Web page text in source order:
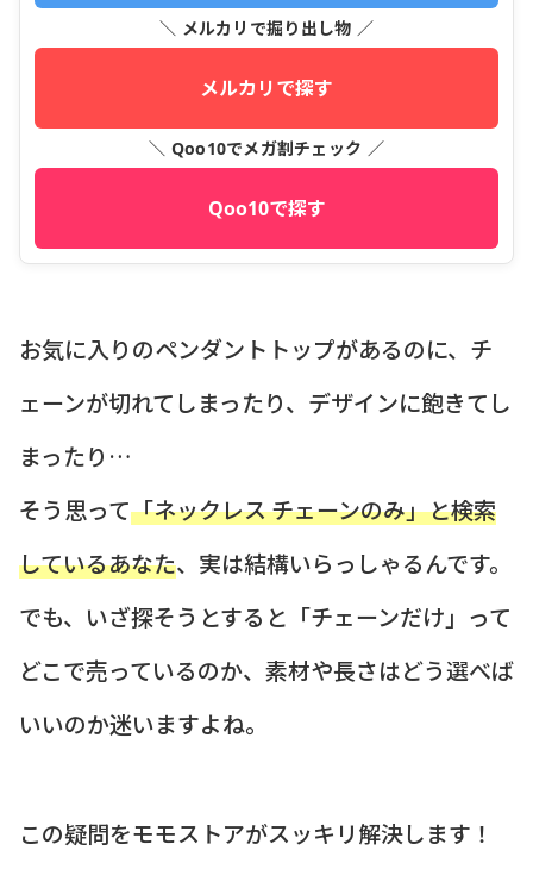
＼ メルカリで掘り出し物 ／
メルカリで探す
＼ Qoo10でメガ割チェック ／
Qoo10で探す
お気に入りのペンダントトップがあるのに、チ
ェーンが切れてしまったり、デザインに飽きてし
まったり…
そう思って「ネックレス チェーンのみ」と検索
しているあなた、実は結構いらっしゃるんです。
でも、いざ探そうとすると「チェーンだけ」って
どこで売っているのか、素材や長さはどう選べば
いいのか迷いますよね。
この疑問をモモストアがスッキリ解決します！